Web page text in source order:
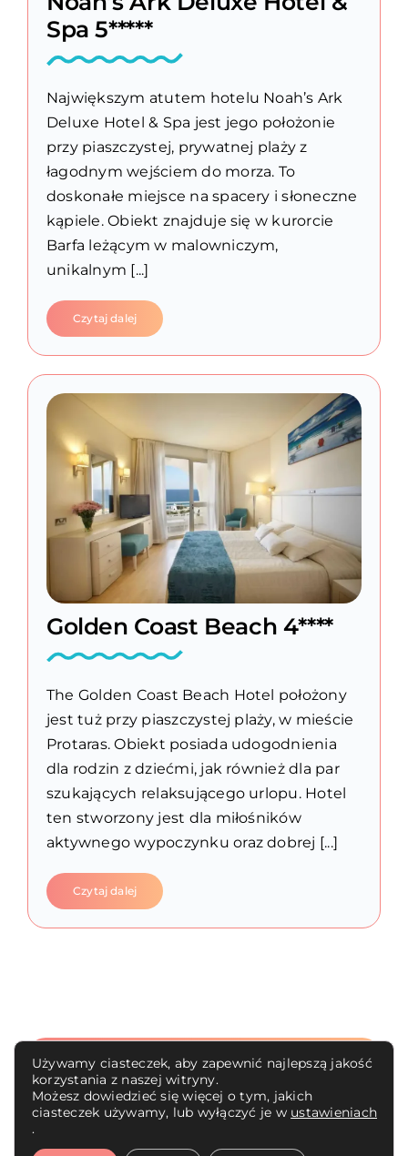
Spa 5*****
Największym atutem hotelu Noah’s Ark
Deluxe Hotel & Spa jest jego położonie
przy piaszczystej, prywatnej plaży z
łagodnym wejściem do morza. To
doskonałe miejsce na spacery i słoneczne
kąpiele. Obiekt znajduje się w kurorcie
Barfa leżącym w malowniczym,
unikalnym [...]
Czytaj dalej
Golden Coast Beach 4****
The Golden Coast Beach Hotel położony
jest tuż przy piaszczystej plaży, w mieście
Protaras. Obiekt posiada udogodnienia
dla rodzin z dziećmi, jak również dla par
szukających relaksującego urlopu. Hotel
ten stworzony jest dla miłośników
aktywnego wypoczynku oraz dobrej [...]
Czytaj dalej
mytravelstory.pl |Polityka prywatności
Używamy ciasteczek, aby zapewnić najlepszą jakość
korzystania z naszej witryny.
Możesz dowiedzieć się więcej o tym, jakich
ciasteczek używamy, lub wyłączyć je w ustawieniach
.